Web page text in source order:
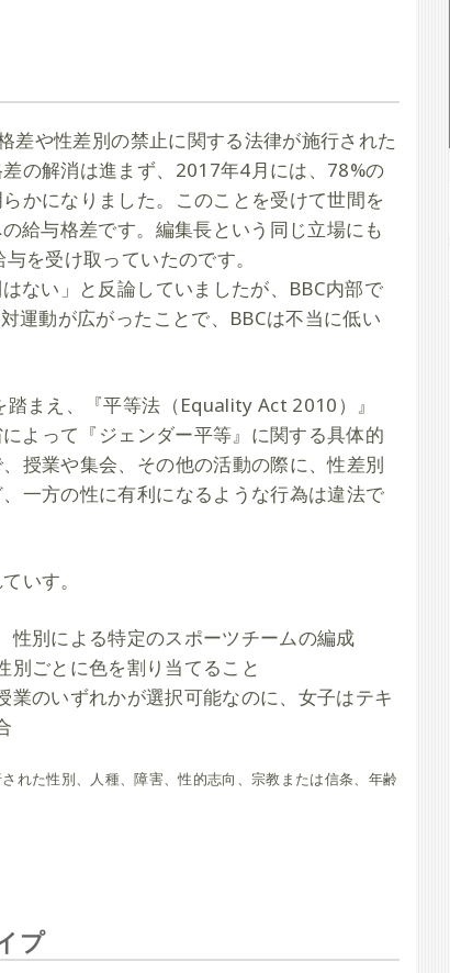
差や性差別の禁止に関する法律が施行された
の解消は進まず、2017年4月には、78%の
かになりました。このことを受けて世間を
給与格差です。編集長という同じ立場にも
を受け取っていたのです。
ない」と反論していましたが、BBC内部で
運動が広がったことで、BBCは不当に低い
まえ、『平等法（Equality Act 2010）』
よって『ジェンダー平等』に関する具体的
授業や集会、その他の活動の際に、性差別
一方の性に有利になるような行為は違法で
いす。
性別による特定のスポーツチームの編成
別ごとに色を割り当てること
のいずれかが選択可能なのに、女子はテキ
れた性別、人種、障害、性的志向、宗教または信条、年齢
プ